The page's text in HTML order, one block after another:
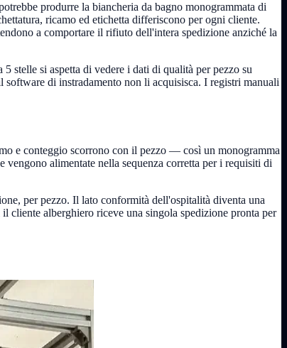
produrre la biancheria da bagno monogrammata di
ricamo ed etichetta differiscono per ogni cliente.
a comportare il rifiuto dell'intera spedizione anziché la
stelle si aspetta di vedere i dati di qualità per pezzo su
di instradamento non li acquisisca. I registri manuali
e conteggio scorrono con il pezzo — così un monogramma
alimentate nella sequenza corretta per i requisiti di
per pezzo. Il lato conformità dell'ospitalità diventa una
cliente alberghiero riceve una singola spedizione pronta per